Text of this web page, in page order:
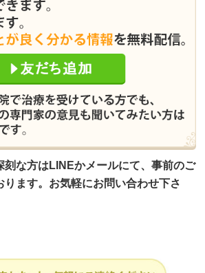
刻な方はLINEかメールにて、事前のご
ります。お気軽にお問い合わせ下さ